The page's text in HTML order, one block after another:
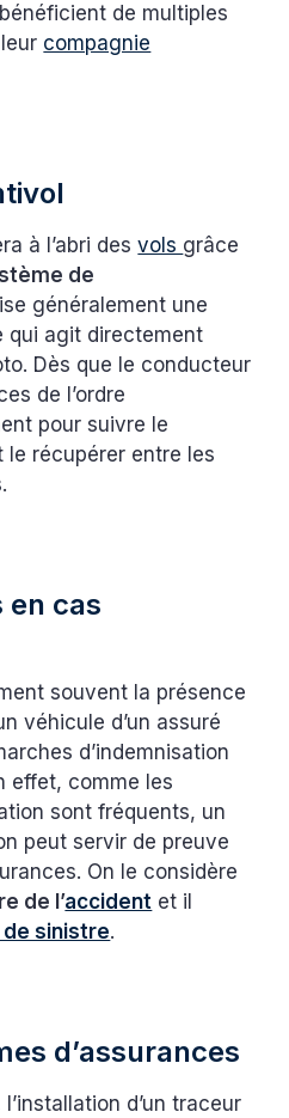
de multiples
compagnie
à l’abri desvols grâce
de
généralement une
qui agit directement
Dès que le conducteur
de l’ordre
pour suivre le
récupérer entre les
en cas
souvent la présence
véhicule d’un assuré
d’indemnisation
effet, comme les
sont fréquents, un
peut servir de preuve
On le considère
de l’accident et il
sinistre.
d’assurances
d’un traceur